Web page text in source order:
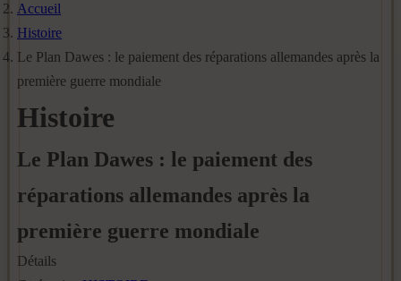
Accueil
Histoire
Le Plan Dawes : le paiement des réparations allemandes après la
première guerre mondiale
Histoire
Le Plan Dawes : le paiement des
réparations allemandes après la
première guerre mondiale
Détails